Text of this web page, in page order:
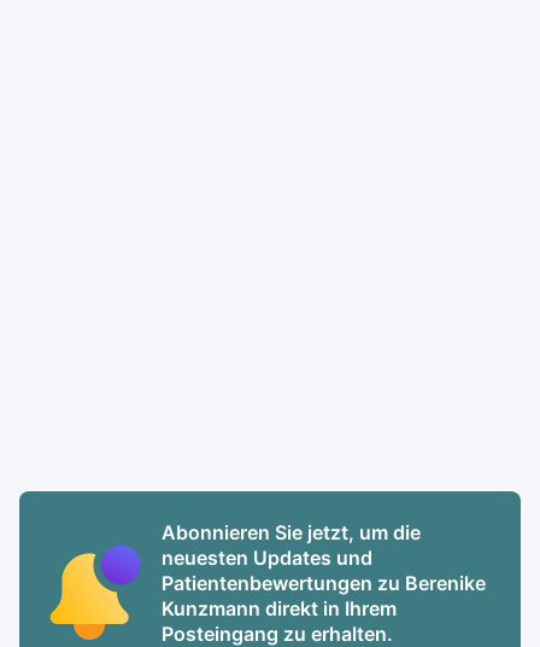
Abonnieren Sie jetzt, um die
neuesten Updates und
Patientenbewertungen zu Berenike
Kunzmann direkt in Ihrem
Posteingang zu erhalten.